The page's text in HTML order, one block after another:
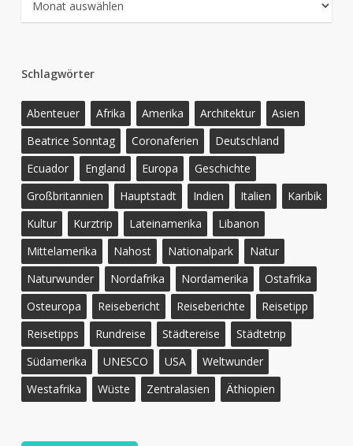
Schlagwörter
Abenteuer Afrika Amerika Architektur
Asien
Beatrice Sonntag
Coronaferien
Deutschland
Ecuador
England Europa
Geschichte
Großbritannien
Hauptstadt Indien Italien
Karibik
Kultur
Kurztrip Lateinamerika
Libanon
Mittelamerika
Nahost Nationalpark
Natur
Naturwunder
Nordafrika Nordamerika
Ostafrika
Osteuropa
Reisebericht Reiseberichte
Reisetipp
Reisetipps
Rundreise Städtereise
Städtetrip
Südamerika
UNESCO USA
Weltwunder
Westafrika
Wüste Zentralasien Äthiopien